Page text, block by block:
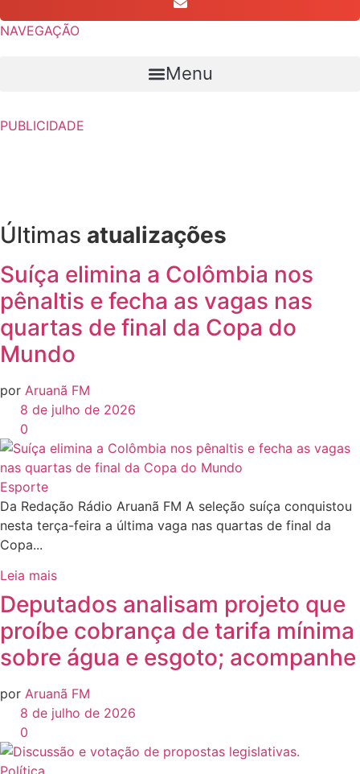
NAVEGAÇÃO
Menu
PUBLICIDADE
Últimas atualizações
Suíça elimina a Colômbia nos
pênaltis e fecha as vagas nas
quartas de final da Copa do
Mundo
por Aruanã FM
8 de julho de 2026
0
Esporte
Da Redação Rádio Aruanã FM A seleção suíça conquistou
nesta terça-feira a última vaga nas quartas de final da
Copa...
Leia mais
Deputados analisam projeto que
proíbe cobrança de tarifa mínima
sobre água e esgoto; acompanhe
por Aruanã FM
8 de julho de 2026
0